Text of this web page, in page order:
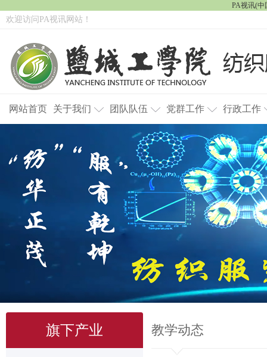
PA视讯(中
欢迎访问PA视讯网站！
网站首页 关于我们 团队队伍 党群工作 行政工作
旗下产业 教学动态